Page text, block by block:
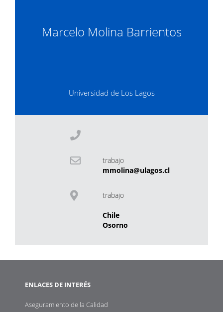
Marcelo Molina Barrientos
Universidad de Los Lagos
trabajo
mmolina@ulagos.cl
trabajo
Chile
Osorno
ENLACES DE INTERÉS
Aseguramiento de la Calidad